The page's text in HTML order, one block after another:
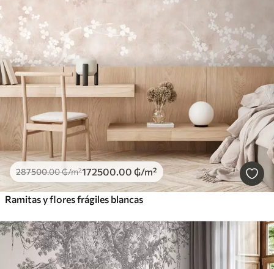
287500.00₲/m²172500.00 ₲/m²
Ramitas y flores frágiles blancas